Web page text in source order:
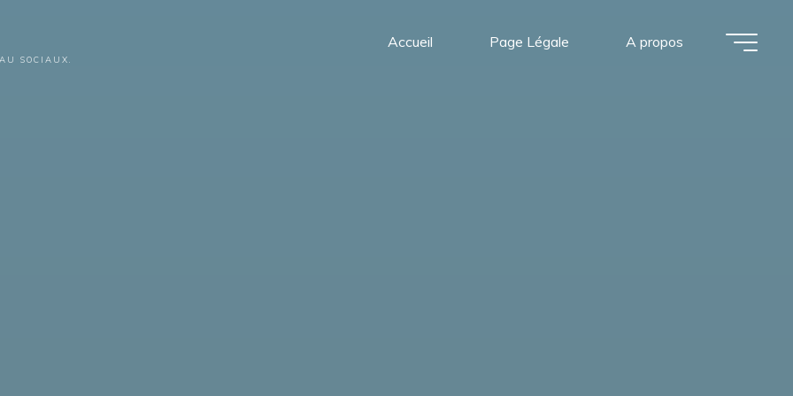
SOCIAUX.
Accueil Page Légale A propos